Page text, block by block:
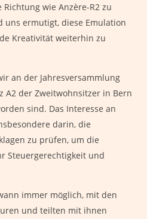
wie Anzère-R2 zu
uns ermutigt, diese Emulation
Kreativität weiterhin zu
an der Jahresversammlung
A2 der Zweitwohnsitzer in Bern
sind. Das Interesse an
darin, die
zu prüfen, um die
Steuergerechtigkeit und
immer möglich, mit den
und teilten mit ihnen